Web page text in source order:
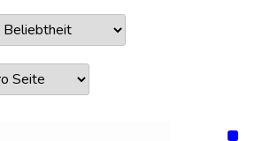
zahlreiche Optionen an, darunter
Farben, so dass Sie sicher sein
Ihr Logo auf den Feuerzeugen gut
Rufen Sie uns noch heute an. Wir
die Bestellung